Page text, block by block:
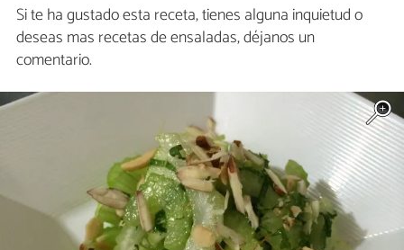
Si te ha gustado esta receta, tienes alguna inquietud o
deseas mas recetas de ensaladas, déjanos un
comentario.